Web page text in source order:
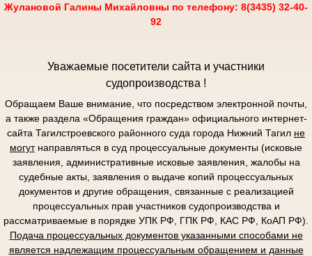
Жулановой Галины Михайловны по телефону: 8(3435) 32-40-
92
Уважаемые посетители сайта и участники
судопроизводства !
Обращаем Ваше внимание, что посредством электронной почты,
а также раздела «Обращения граждан» официального интернет-
сайта Тагилстроевского районного суда города Нижний Тагил не
могутнаправляться в суд процессуальные документы (исковые
заявления, административные исковые заявления, жалобы на
судебные акты, заявления о выдаче копий процессуальных
документов и другие обращения, связанные с реализацией
процессуальных прав участников судопроизводства и
рассматриваемые в порядке УПК РФ, ГПК РФ, КАС РФ, КоАП РФ).
Подача процессуальных документов указанными способами не
является надлежащим процессуальным обращением и данные